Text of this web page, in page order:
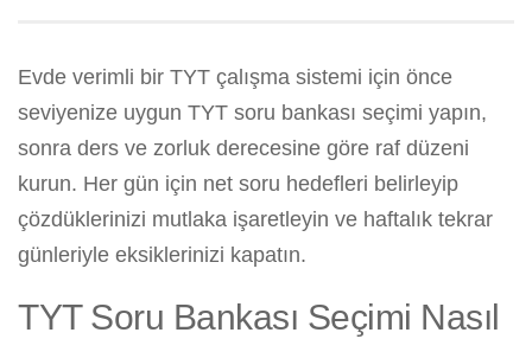
Evde verimli bir TYT çalışma sistemi için önce
seviyenize uygun TYT soru bankası seçimi yapın,
sonra ders ve zorluk derecesine göre raf düzeni
kurun. Her gün için net soru hedefleri belirleyip
çözdüklerinizi mutlaka işaretleyin ve haftalık tekrar
günleriyle eksiklerinizi kapatın.
TYT Soru Bankası Seçimi Nasıl